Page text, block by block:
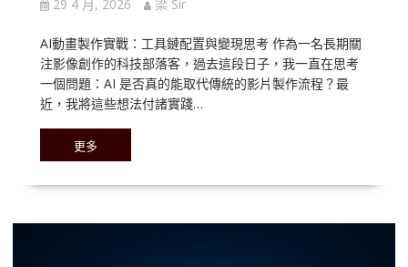
29 4 月, 2026 梁 Sir
AI動畫製作實戰：工具鏈配置與變現思考 作為一名長期關
注影像創作的科技部落客，過去這段日子，我一直在思考
一個問題：AI 是否真的能取代傳統的影片製作流程？最
近，我將這些想法付諸實踐…
更多